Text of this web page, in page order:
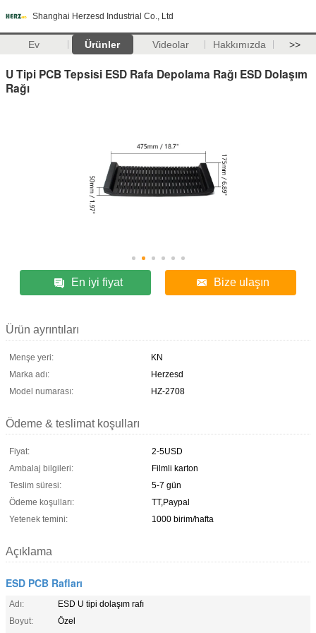
Shanghai Herzesd Industrial Co., Ltd
Ev Ürünler Videolar Hakkımızda >>
U Tipi PCB Tepsisi ESD Rafa Depolama Rağı ESD Dolaşım
Rağı
En iyi fiyat Bize ulaşın
Ürün ayrıntıları
Menşe yeri:
KN
Marka adı:
Herzesd
Model numarası:
HZ-2708
Ödeme & teslimat koşulları
Fiyat:
2-5USD
Ambalaj bilgileri:
Filmli karton
Teslim süresi:
5-7 gün
Ödeme koşulları:
TT,Paypal
Yetenek temini:
1000 birim/hafta
Açıklama
ESD PCB Rafları
Adı:
ESD U tipi dolaşım rafı
Boyut:
Özel